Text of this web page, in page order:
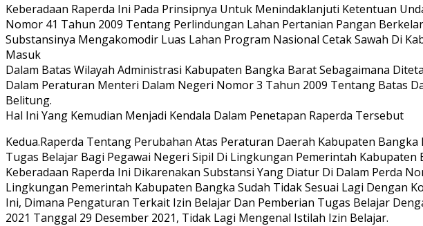
Keberadaan Raperda Ini Pada Prinsipnya Untuk Menindaklanjuti Ketentuan
Nomor 41 Tahun 2009 Tentang Perlindungan Lahan Pertanian Pangan
Substansinya Mengakomodir Luas Lahan Program Nasional Cetak Sawah Di
Masuk
Dalam Batas Wilayah Administrasi Kabupaten Bangka Barat Sebagaimana
Dalam Peraturan Menteri Dalam Negeri Nomor 3 Tahun 2009 Tentang Batas
Belitung.
Hal Ini Yang Kemudian Menjadi Kendala Dalam Penetapan Raperda Tersebut
Kedua.Raperda Tentang Perubahan Atas Peraturan Daerah Kabupaten Bangka
Tugas Belajar Bagi Pegawai Negeri Sipil Di Lingkungan Pemerintah Kabupaten
Keberadaan Raperda Ini Dikarenakan Substansi Yang Diatur Di Dalam Perda
Lingkungan Pemerintah Kabupaten Bangka Sudah Tidak Sesuai Lagi Dengan
Ini, Dimana Pengaturan Terkait Izin Belajar Dan Pemberian Tugas Belajar
2021 Tanggal 29 Desember 2021, Tidak Lagi Mengenal Istilah Izin Belajar.